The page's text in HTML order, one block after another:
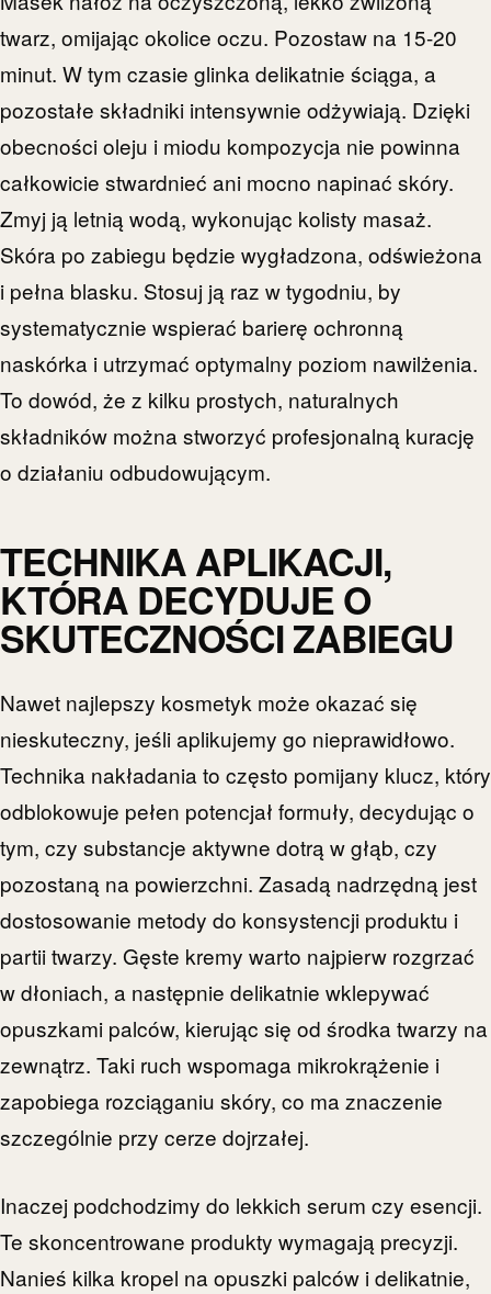
twarz, omijając okolice oczu. Pozostaw na 15-20
minut. W tym czasie glinka delikatnie ściąga, a
pozostałe składniki intensywnie odżywiają. Dzięki
obecności oleju i miodu kompozycja nie powinna
całkowicie stwardnieć ani mocno napinać skóry.
Zmyj ją letnią wodą, wykonując kolisty masaż.
Skóra po zabiegu będzie wygładzona, odświeżona
i pełna blasku. Stosuj ją raz w tygodniu, by
systematycznie wspierać barierę ochronną
naskórka i utrzymać optymalny poziom nawilżenia.
To dowód, że z kilku prostych, naturalnych
składników można stworzyć profesjonalną kurację
o działaniu odbudowującym.
TECHNIKA APLIKACJI,
KTÓRA DECYDUJE O
SKUTECZNOŚCI ZABIEGU
Nawet najlepszy kosmetyk może okazać się
nieskuteczny, jeśli aplikujemy go nieprawidłowo.
Technika nakładania to często pomijany klucz, który
odblokowuje pełen potencjał formuły, decydując o
tym, czy substancje aktywne dotrą w głąb, czy
pozostaną na powierzchni. Zasadą nadrzędną jest
dostosowanie metody do konsystencji produktu i
partii twarzy. Gęste kremy warto najpierw rozgrzać
w dłoniach, a następnie delikatnie wklepywać
opuszkami palców, kierując się od środka twarzy na
zewnątrz. Taki ruch wspomaga mikrokrążenie i
zapobiega rozciąganiu skóry, co ma znaczenie
szczególnie przy cerze dojrzałej.
Inaczej podchodzimy do lekkich serum czy esencji.
Te skoncentrowane produkty wymagają precyzji.
Nanieś kilka kropel na opuszki palców i delikatnie,